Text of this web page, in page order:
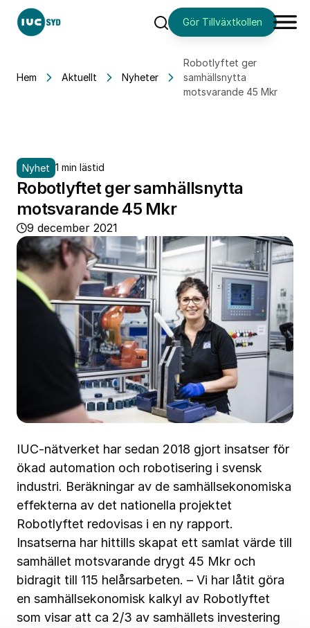
SökGör Tillväxtkollen
Hem Aktuellt Nyheter
Robotlyftet ger
samhällsnytta
motsvarande 45 Mkr
Nyhet 1 min lästid
Robotlyftet ger samhällsnytta
motsvarande 45 Mkr
9 december 2021
IUC-nätverket har sedan 2018 gjort insatser för
ökad automation och robotisering i svensk
industri. Beräkningar av de samhällsekonomiska
effekterna av det nationella projektet
Robotlyftet redovisas i en ny rapport.
Insatserna har hittills skapat ett samlat värde till
samhället motsvarande drygt 45 Mkr och
bidragit till 115 helårsarbeten. – Vi har låtit göra
en samhällsekonomisk kalkyl av Robotlyftet
som visar att ca 2/3 av samhällets investering